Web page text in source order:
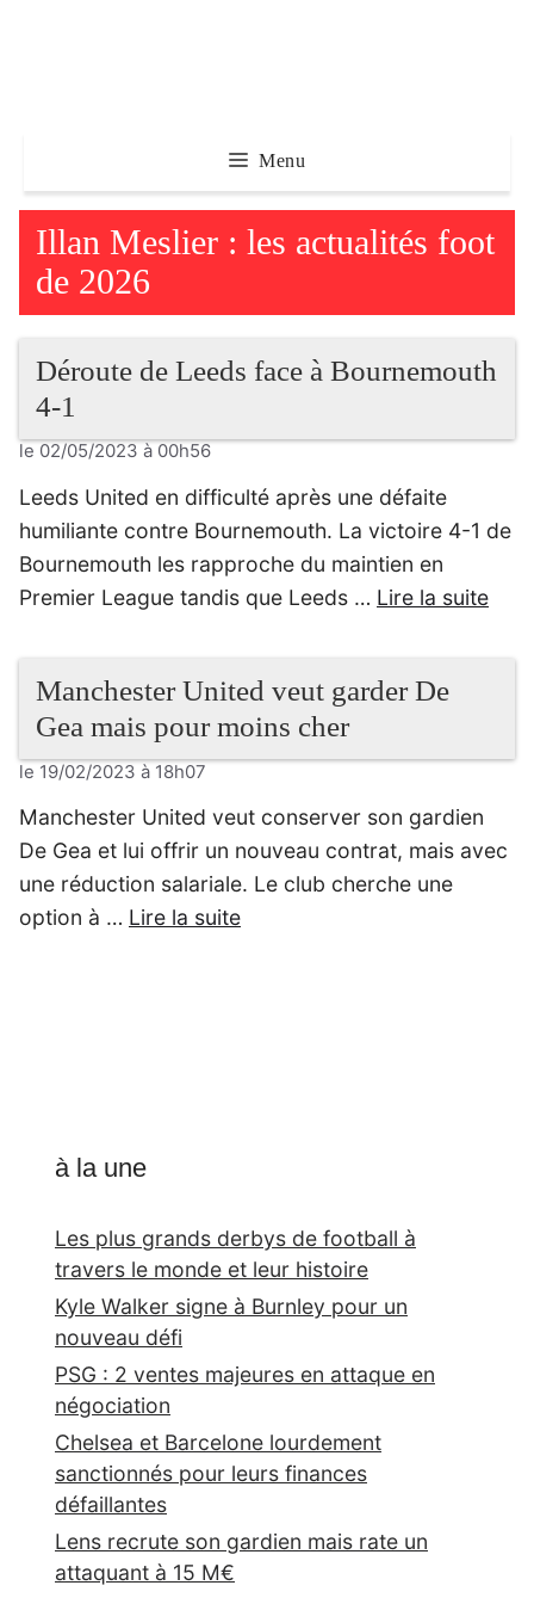
Menu
Illan Meslier : les actualités foot
de 2026
Déroute de Leeds face à Bournemouth
4-1
le 02/05/2023 à 00h56
Leeds United en difficulté après une défaite
humiliante contre Bournemouth. La victoire 4-1 de
Bournemouth les rapproche du maintien en
Premier League tandis que Leeds … Lire la suite
Manchester United veut garder De
Gea mais pour moins cher
le 19/02/2023 à 18h07
Manchester United veut conserver son gardien
De Gea et lui offrir un nouveau contrat, mais avec
une réduction salariale. Le club cherche une
option à … Lire la suite
à la une
Les plus grands derbys de football à
travers le monde et leur histoire
Kyle Walker signe à Burnley pour un
nouveau défi
PSG : 2 ventes majeures en attaque en
négociation
Chelsea et Barcelone lourdement
sanctionnés pour leurs finances
défaillantes
Lens recrute son gardien mais rate un
attaquant à 15 M€